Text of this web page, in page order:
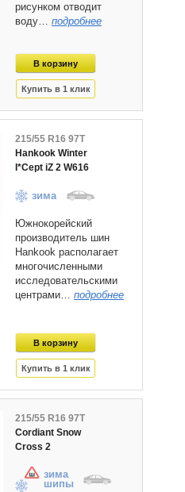
рисунком отводит
воду… подробнее
215/55 R16 97T
Hankook Winter
I*Cept iZ 2 W616
зима
Южнокорейский
производитель шин
Hankook располагает
многочисленными
исследовательскими
центрами… подробнее
215/55 R16 97T
Cordiant Snow
Cross 2
зима
шипы